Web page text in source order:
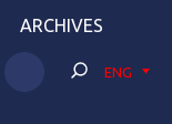
ARCHIVES
ENG